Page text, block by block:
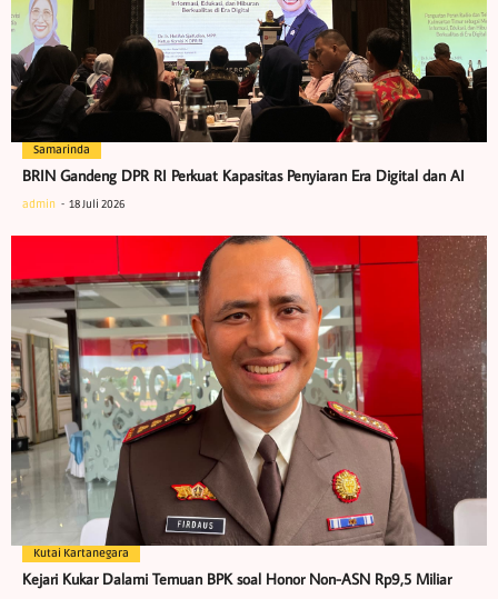
Samarinda
BRIN Gandeng DPR RI Perkuat Kapasitas Penyiaran Era Digital dan AI
admin 18 Juli 2026
Kutai Kartanegara
Kejari Kukar Dalami Temuan BPK soal Honor Non-ASN Rp9,5 Miliar